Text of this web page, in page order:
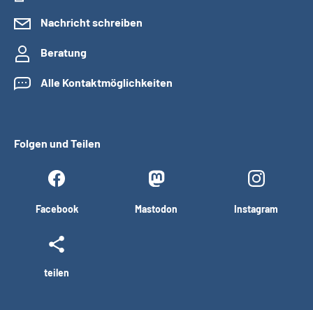
Nachricht schreiben
Beratung
Alle Kontaktmöglichkeiten
Folgen und Teilen
Facebook Mastodon Instagram
teilen